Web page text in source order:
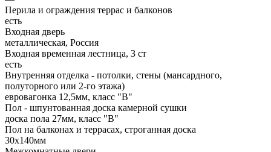
Перила и ограждения террас и балконов
есть
Входная дверь
металлическая, Россия
Входная временная лестница, 3 ст
есть
Внутренняя отделка - потолки, стены (мансардного,
полуторного или 2-го этажа)
евровагонка 12,5мм, класс "В"
Пол - шпунтованная доска камерной сушки
доска пола 27мм, класс "B"
Пол на балконах и террасах, строганная доска
30x140мм